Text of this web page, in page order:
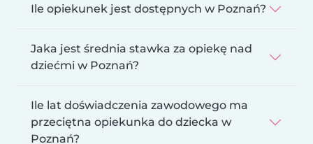
Ile opiekunek jest dostępnych w Poznań?
Jaka jest średnia stawka za opiekę nad
dziećmi w Poznań?
Ile lat doświadczenia zawodowego ma
przeciętna opiekunka do dziecka w
Poznań?